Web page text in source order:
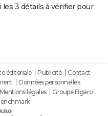
3 détails à vérifier pour
éditoriale Publicité
Contact
Données personnelles
Mentions légales
Groupe Figaro